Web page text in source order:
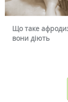
Що таке
вони діють